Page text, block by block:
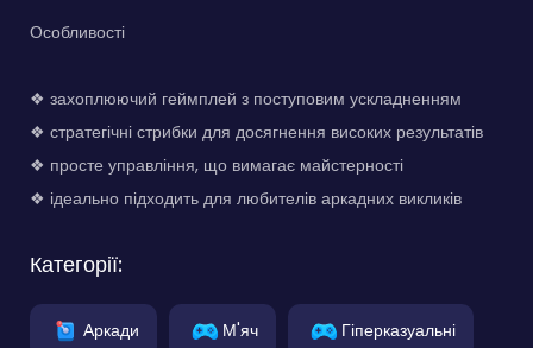
Особливості
❖ захоплюючий геймплей з поступовим ускладненням
❖ стратегічні стрибки для досягнення високих результатів
❖ просте управління, що вимагає майстерності
❖ ідеально підходить для любителів аркадних викликів
Категорії:
Аркади М'яч Гіперказуальні